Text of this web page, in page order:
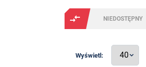
NIEDOSTĘPNY
Wyświetl: